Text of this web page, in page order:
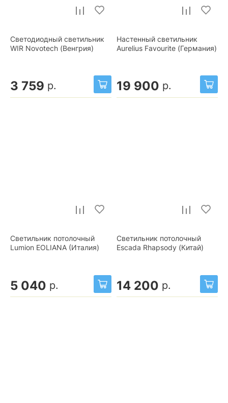
Светодиодный светильник
WIR Novotech (Венгрия)
3 759 р.
Настенный светильник
Aurelius Favourite (Германия)
19 900 р.
Светильник потолочный
Lumion EOLIANA (Италия)
5 040 р.
Светильник потолочный
Escada Rhapsody (Китай)
14 200 р.